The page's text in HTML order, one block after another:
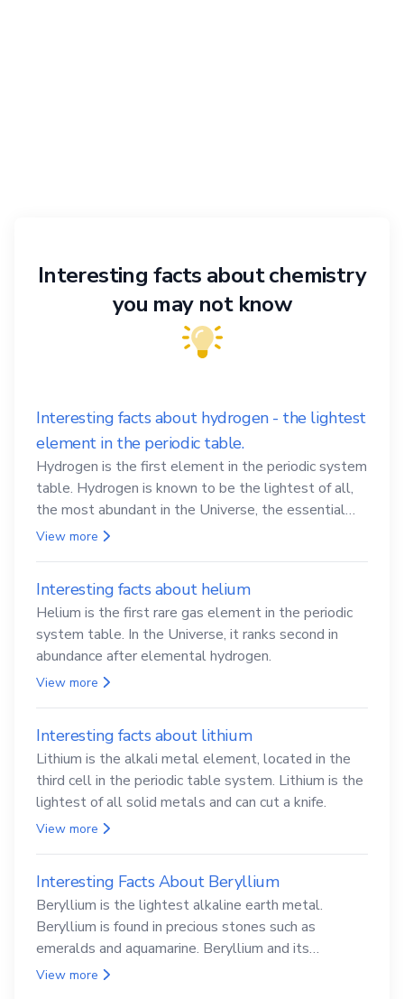
Interesting facts about chemistry
you may not know
Interesting facts about hydrogen - the lightest
element in the periodic table.
Hydrogen is the first element in the periodic system
table. Hydrogen is known to be the lightest of all,
the most abundant in the Universe, the essential
element for life
View more
Interesting facts about helium
Helium is the first rare gas element in the periodic
system table. In the Universe, it ranks second in
abundance after elemental hydrogen.
View more
Interesting facts about lithium
Lithium is the alkali metal element, located in the
third cell in the periodic table system. Lithium is the
lightest of all solid metals and can cut a knife.
View more
Interesting Facts About Beryllium
Beryllium is the lightest alkaline earth metal.
Beryllium is found in precious stones such as
emeralds and aquamarine. Beryllium and its
compounds are both carcinogenic.
View more